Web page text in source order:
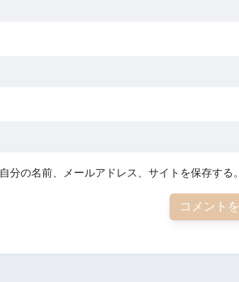
の名前、メールアドレス、サイトを保存する。